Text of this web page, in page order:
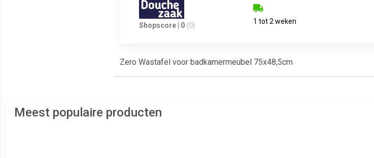
Shopscore | 0 (0) 1 tot 2 weken
Zero Wastafel voor badkamermeubel 75x48,5cm
Meest populaire producten